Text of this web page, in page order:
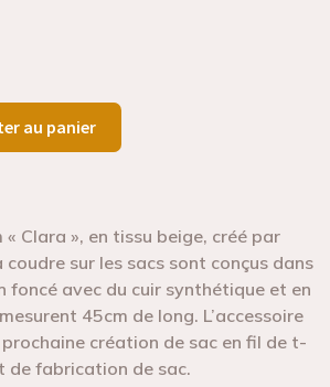
au panier
« Clara », en tissu beige, créé par
coudre sur les sacs sont conçus dans
foncé avec du cuir synthétique et en
45cm de long. L’accessoire
création de sac en fil de t-
fabrication de sac.